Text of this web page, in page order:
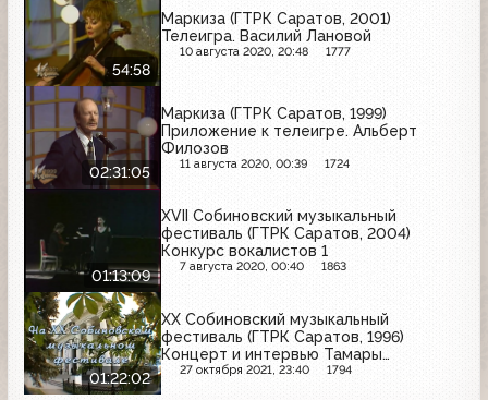
54:58
Маркиза (ГТРК Саратов, 2001)
Телеигра. Василий Лановой
10 августа 2020, 20:48 1777
02:31:05
Маркиза (ГТРК Саратов, 1999)
Приложение к телеигре. Альберт
Филозов
11 августа 2020, 00:39 1724
01:13:09
XVII Собиновский музыкальный
фестиваль (ГТРК Саратов, 2004)
Конкурс вокалистов 1
7 августа 2020, 00:40 1863
01:22:02
XX Собиновский музыкальный
фестиваль (ГТРК Саратов, 1996)
Концерт и интервью Тамары
Синявской
27 октября 2021, 23:40 1794